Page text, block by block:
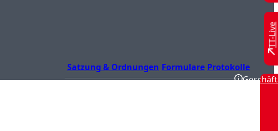
Satzung & Ordnungen Formulare Protokolle
TT-Live